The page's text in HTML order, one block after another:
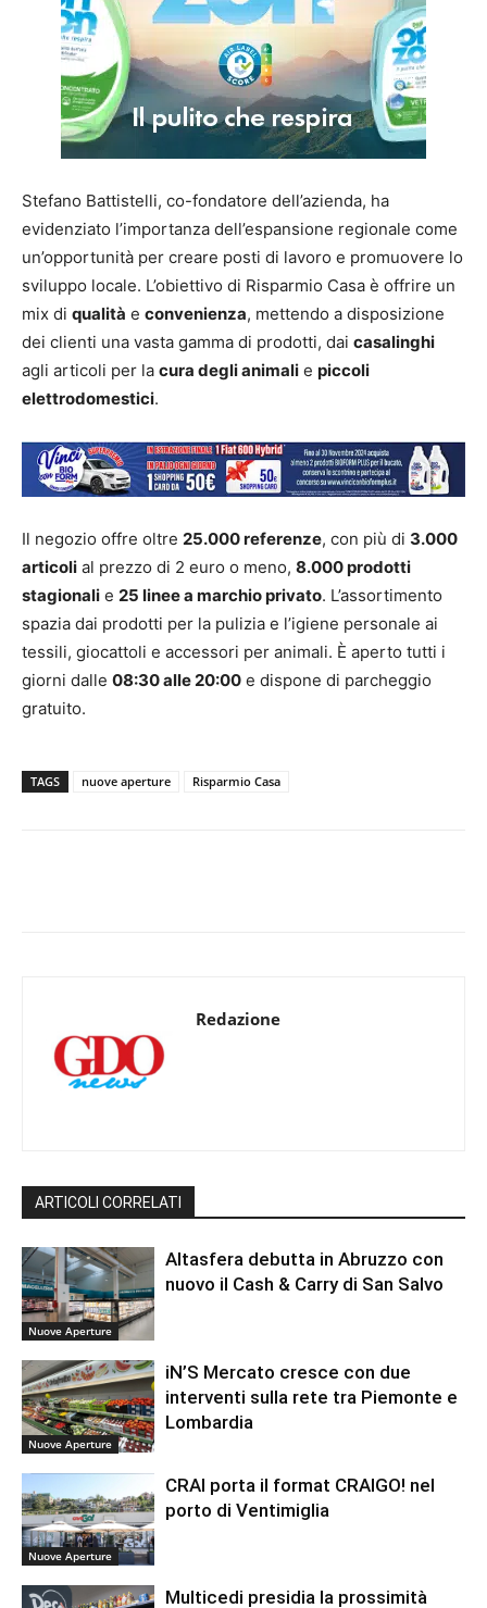
Stefano Battistelli, co-fondatore dell’azienda, ha
evidenziato l’importanza dell’espansione regionale come
un’opportunità per creare posti di lavoro e promuovere lo
sviluppo locale. L’obiettivo di Risparmio Casa è offrire un
mix di qualità e convenienza, mettendo a disposizione
dei clienti una vasta gamma di prodotti, dai casalinghi
agli articoli per la cura degli animali e piccoli
elettrodomestici.
Il negozio offre oltre 25.000 referenze, con più di 3.000
articoli al prezzo di 2 euro o meno, 8.000 prodotti
stagionali e 25 linee a marchio privato. L’assortimento
spazia dai prodotti per la pulizia e l’igiene personale ai
tessili, giocattoli e accessori per animali. È aperto tutti i
giorni dalle 08:30 alle 20:00 e dispone di parcheggio
gratuito.
TAGS nuove aperture Risparmio Casa
Redazione
ARTICOLI CORRELATI
Nuove Aperture
Altasfera debutta in Abruzzo con
nuovo il Cash & Carry di San Salvo
Nuove Aperture
iN’S Mercato cresce con due
interventi sulla rete tra Piemonte e
Lombardia
Nuove Aperture
CRAI porta il format CRAIGO! nel
porto di Ventimiglia
Multicedi presidia la prossimità